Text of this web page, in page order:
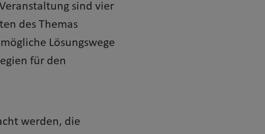
sind vier
des Themas
Lösungswege
für den
werden, die